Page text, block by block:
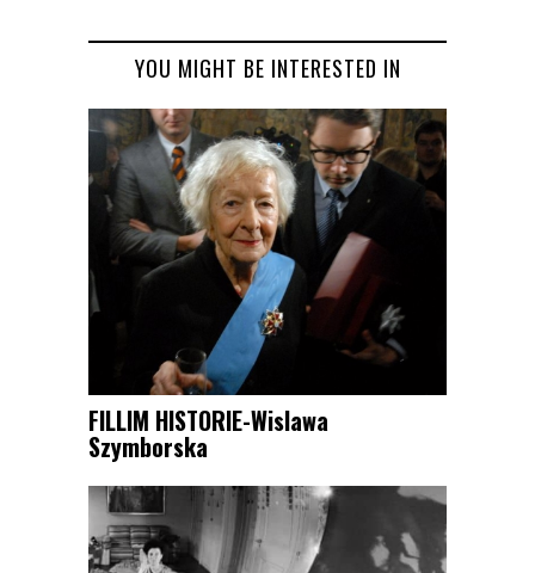
YOU MIGHT BE INTERESTED IN
FILLIM HISTORIE-Wislawa
Szymborska